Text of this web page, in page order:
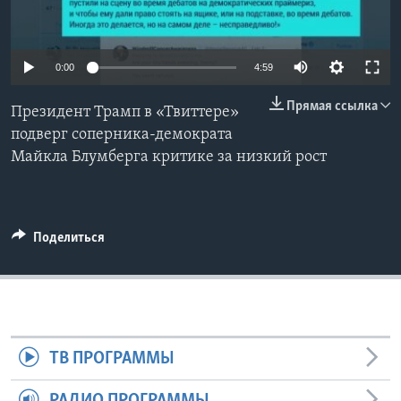
Learning English
Языки
0:00 4:59
Прямая ссылка
Президент Трамп в «Твиттере»
подверг соперника-демократа
Майкла Блумберга критике за низкий рост
Поделиться
ТВ ПРОГРАММЫ